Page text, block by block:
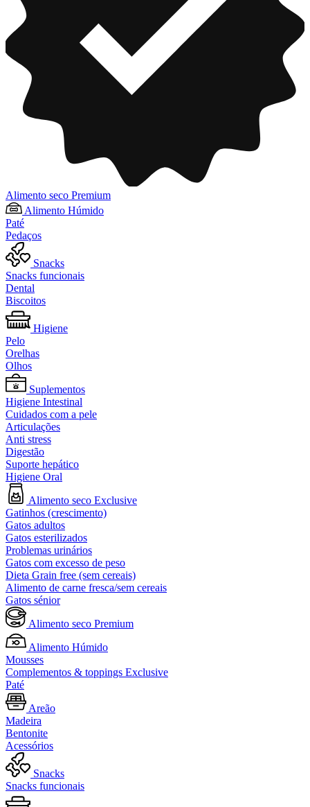
Alimento seco Premium
Alimento Húmido
Paté
Pedaços
Snacks
Snacks funcionais
Dental
Biscoitos
Higiene
Pelo
Orelhas
Olhos
Suplementos
Higiene Intestinal
Cuidados com a pele
Articulações
Anti stress
Digestão
Suporte hepático
Higiene Oral
Alimento seco Exclusive
Gatinhos (crescimento)
Gatos adultos
Gatos esterilizados
Problemas urinários
Gatos com excesso de peso
Dieta Grain free (sem cereais)
Alimento de carne fresca/sem cereais
Gatos sénior
Alimento seco Premium
Alimento Húmido
Mousses
Complementos & toppings Exclusive
Paté
Areão
Madeira
Bentonite
Acessórios
Snacks
Snacks funcionais